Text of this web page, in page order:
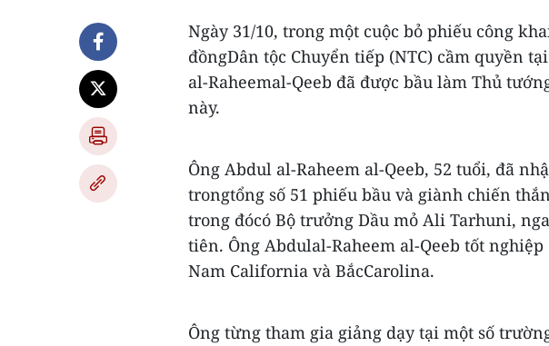
Ngày 31/10, trong một cuộc bỏ phiếu công
đồngDân tộc Chuyển tiếp (NTC) cầm quyền
al-Raheemal-Qeeb đã được bầu làm Thủ
này.
Ông Abdul al-Raheem al-Qeeb, 52 tuổi, đã
trongtổng số 51 phiếu bầu và giành chiến
trong đócó Bộ trưởng Dầu mỏ Ali Tarhuni,
tiên. Ông Abdulal-Raheem al-Qeeb tốt
Nam California và BắcCarolina.
Ông từng tham gia giảng dạy tại một số